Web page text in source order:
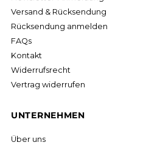
Versand & Rücksendung
Rücksendung anmelden
FAQs
Kontakt
Widerrufsrecht
Vertrag widerrufen
UNTERNEHMEN
Über uns